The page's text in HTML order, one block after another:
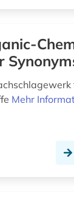
Mehr